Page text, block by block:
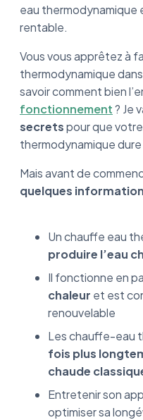
eau thermodynamique
rentable.
Vous vous apprêtez à
thermodynamique
savoir comment bien
fonctionnement? Je
secretspour que
thermodynamique
Mais avant de
quelques
Un chauffe eau
produire l’eau
Il fonctionne en
chaleur et est
renouvelable
Les chauffe-eau
fois plus
chaude
Entretenir son
optimiser sa
Comment optimiser
chauffe-eau
Combien coûte
thermodynamique
chauffagiste ?
Quels éléments
changer son CET ?
chauffe eau